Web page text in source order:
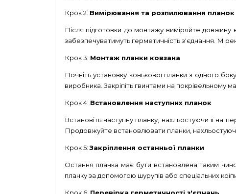
Крок 2: Вимірювання та розпилювання планок
Після підготовки до монтажу виміряйте довжину
забезпечуватимуть герметичність з'єднання. М
Крок 3: Монтаж планки ковзана
Почніть установку конькової планки з одного
виробника. Закріпіть гвинтами на покрівельному
Крок 4: Встановлення наступних планок
Встановіть наступну планку, нахльостуючи її на
Продовжуйте встановлювати планки,
Крок 5:Закріплення останньої планки
Остання планка має бути встановлена таким
планку за допомогою шурупів або спеціальних